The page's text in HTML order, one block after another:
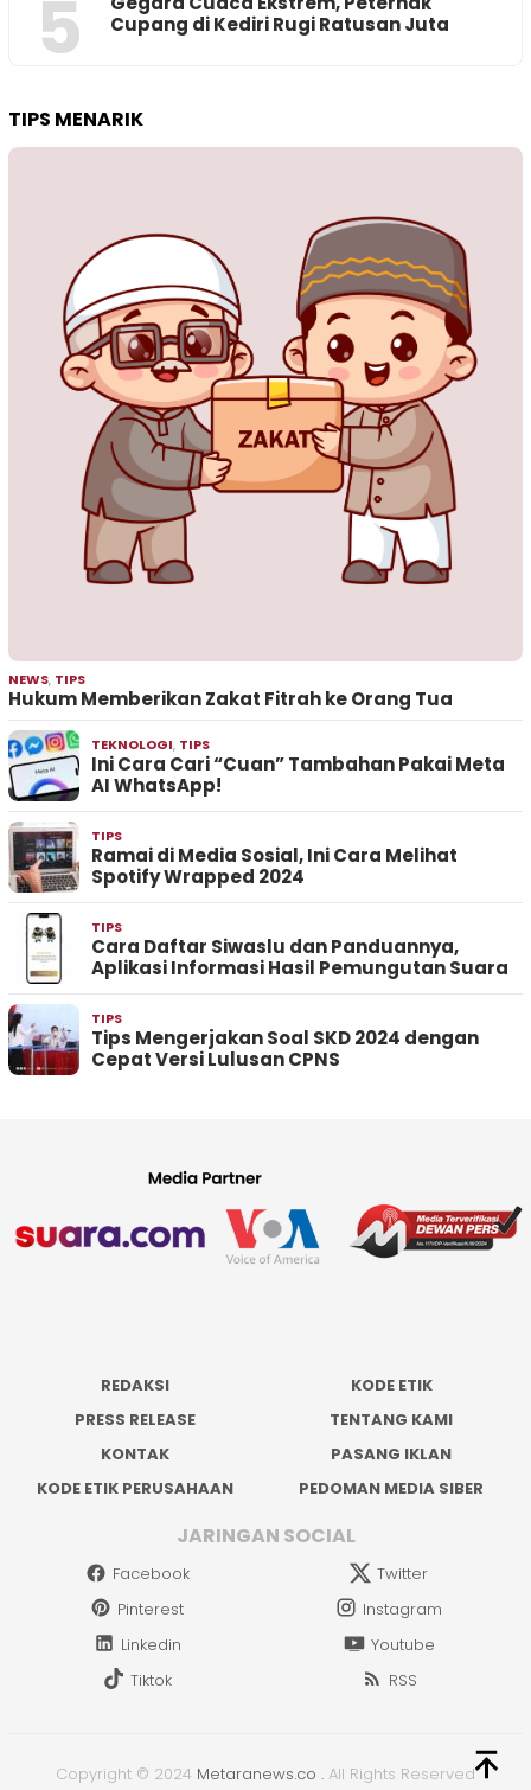
5
Cupang di Kediri Rugi Ratusan Juta
TIPS MENARIK
NEWS, TIPS
Hukum Memberikan Zakat Fitrah ke Orang Tua
TEKNOLOGI, TIPS
Ini Cara Cari “Cuan” Tambahan Pakai Meta
AI WhatsApp!
TIPS
Ramai di Media Sosial, Ini Cara Melihat
Spotify Wrapped 2024
TIPS
Cara Daftar Siwaslu dan Panduannya,
Aplikasi Informasi Hasil Pemungutan Suara
TIPS
Tips Mengerjakan Soal SKD 2024 dengan
Cepat Versi Lulusan CPNS
REDAKSI
KODE ETIK
PRESS RELEASE
TENTANG KAMI
KONTAK
PASANG IKLAN
KODE ETIK PERUSAHAAN
PEDOMAN MEDIA SIBER
JARINGAN SOCIAL
Facebook
Twitter
Pinterest
Instagram
Linkedin
Youtube
Tiktok
RSS
Copyright © 2024 Metaranews.co . All Rights Reserved